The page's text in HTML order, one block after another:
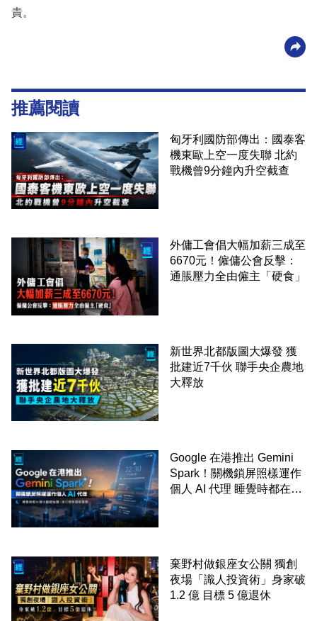
責。
推薦閱讀
匈牙利國防部傳出：國泰客
機東歐上空一度失聯 北約
戰機曾9分鐘內升空截查
外傭工會倡大幅加薪三成至
6670元！僱傭公會反擊：
通脹壓力全由僱主「硬食」
新世界北都版圖大爆發 獲
批建近7千伙 聯手央企農地
大釋放
Google 在港推出 Gemini
Spark！關機鎖屏照樣運作
個人 AI 代理 睡覺時都在幫
棄野村做銀座女公關 獨創
夜場「識人投資術」身家破
1.2 億 目標 5 億退休